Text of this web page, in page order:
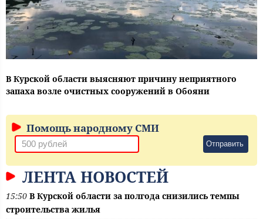
В Курской области выясняют причину неприятного
запаха возле очистных сооружений в Обояни
Помощь народному СМИ
Отправить
ЛЕНТА НОВОСТЕЙ
15:50 В Курской области за полгода снизились темпы
строительства жилья